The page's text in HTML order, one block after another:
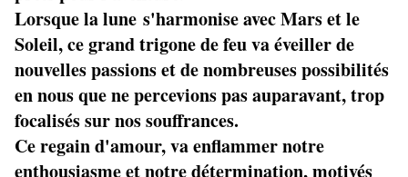
Lorsque la lune s'harmonise avec Mars et le
Soleil, ce grand trigone de feu va éveiller de
nouvelles passions et de nombreuses possibilités
en nous que ne percevions pas auparavant, trop
focalisés sur nos souffrances.
Ce regain d'amour, va enflammer notre
enthousiasme et notre détermination, motivés